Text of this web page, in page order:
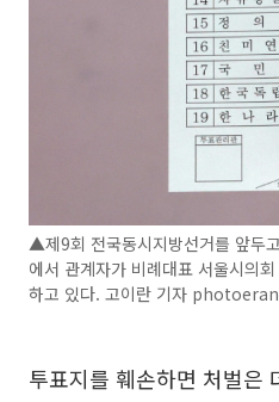
▲제9회 전국동시지방선거를 앞두
에서 관계자가 비례대표 서울시의
하고 있다. 고이란 기자
투표지를 훼손하면 처벌은